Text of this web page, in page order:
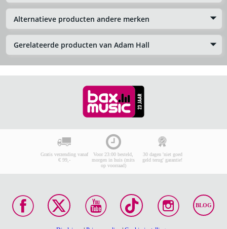
Alternatieve producten andere merken
Gerelateerde producten van Adam Hall
Gratis verzending vanaf
€ 99,-
Voor 23:00 besteld,
morgen in huis (mits
op voorraad)
30 dagen 'niet goed
geld terug' garantie!
BLOG